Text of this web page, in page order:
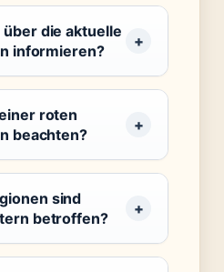
die aktuelle
informieren?
roten
beachten?
sind
betroffen?